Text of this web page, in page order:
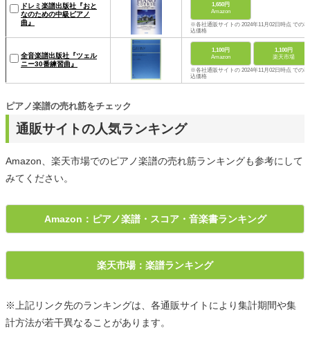
ドレミ楽譜出版社『おと
なのための中級ピアノ
曲』
1,650円
Amazon
※各社通販サイトの 2024年11月02日時点 での税
込価格
全音楽譜出版社『ツェル
ニー30番練習曲』
1,100円
Amazon
1,100円
楽天市場
※各社通販サイトの 2024年11月02日時点 での税
込価格
通販サイトの人気ランキング
ピアノ楽譜の売れ筋をチェック
Amazon、楽天市場でのピアノ楽譜の売れ筋ランキングも参考にして
みてください。
Amazon：ピアノ楽譜・スコア・音楽書ランキング
楽天市場：楽譜ランキング
※上記リンク先のランキングは、各通販サイトにより集計期間や集
計方法が若干異なることがあります。